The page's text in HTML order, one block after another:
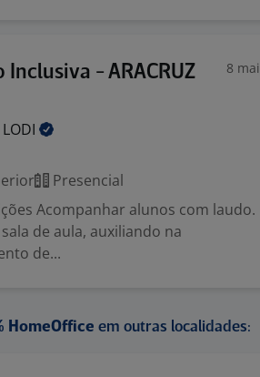
Inclusiva - ARACRUZ
8 mai
LODI
Presencial
Acompanhar alunos com laudo.
de aula, auxiliando na
de...
HomeOffice em outras localidades: